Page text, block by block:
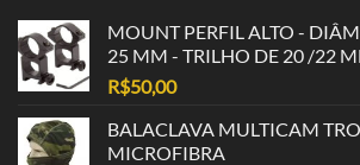
MOUNT PERFIL ALTO -
25 MM - TRILHO DE 20 /22
R$50,00
BALACLAVA MULTICAM
MICROFIBRA